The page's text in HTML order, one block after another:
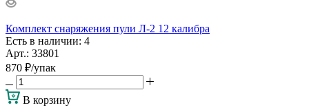
Комплект снаряжения пули Л-2 12 калибра
Есть в наличии: 4
Арт.: 33801
870 ₽/упак
В корзину